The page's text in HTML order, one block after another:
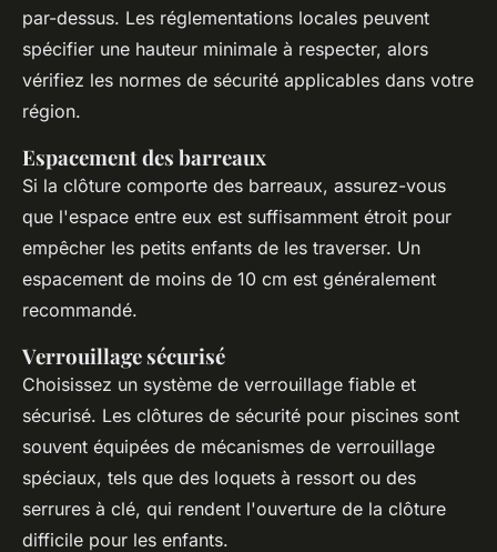
par-dessus. Les réglementations locales peuvent
spécifier une hauteur minimale à respecter, alors
vérifiez les normes de sécurité applicables dans votre
région.
Espacement des barreaux
Si la clôture comporte des barreaux, assurez-vous
que l'espace entre eux est suffisamment étroit pour
empêcher les petits enfants de les traverser. Un
espacement de moins de 10 cm est généralement
recommandé.
Verrouillage sécurisé
Choisissez un système de verrouillage fiable et
sécurisé. Les clôtures de sécurité pour piscines sont
souvent équipées de mécanismes de verrouillage
spéciaux, tels que des loquets à ressort ou des
serrures à clé, qui rendent l'ouverture de la clôture
difficile pour les enfants.